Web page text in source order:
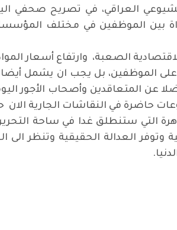
الموظفين في مختلف المؤسسات
الصعبة، وارتفاع أسعار
الموظفين، بل يجب ان يشمل أيضا
عن المتعاقدين وأصحاب الأجور
حاضرة في النقاشات الجارية الان
ستنطلق غدا في ساحة التحرير
وتوفر العدالة الحقيقية وتنظر